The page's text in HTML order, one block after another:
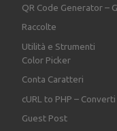
QR Code Generator –
Raccolte
Utilità e Strumenti
Color Picker
Conta Caratteri
cURL to PHP –
Guest Post